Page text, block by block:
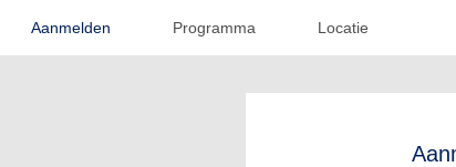
Aanmelden Programma Locatie